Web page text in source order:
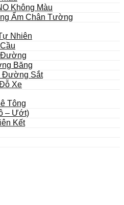
Không Màu
Ẩm Chân Tường
Nhiên
Đường
Băng
Đường Sắt
Xe
Tông
– Ướt)
Kết